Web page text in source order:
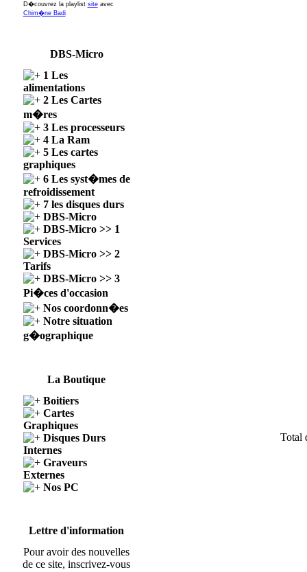
D�couvrez la playlist siteavec
Chim�ne Badi
DBS-Micro
1 Les
alimentations
2 Les Cartes
m�res
3 Les processeurs
4 La Ram
5 Les cartes
graphiques
6 Les syst�mes de
refroidissement
7 les disques durs
DBS-Micro
DBS-Micro >> 1
Services
DBS-Micro >> 2
Tarifs
DBS-Micro >> 3
Pi�ces d'occasion
Nos coordonn�es
Notre situation
g�ographique
La Boutique
Boitiers
Cartes
Graphiques
Disques Durs
Internes
Graveurs
Externes
Nos PC
Lettre d'information
Pour avoir des nouvelles
de ce site, inscrivez-vous
Total